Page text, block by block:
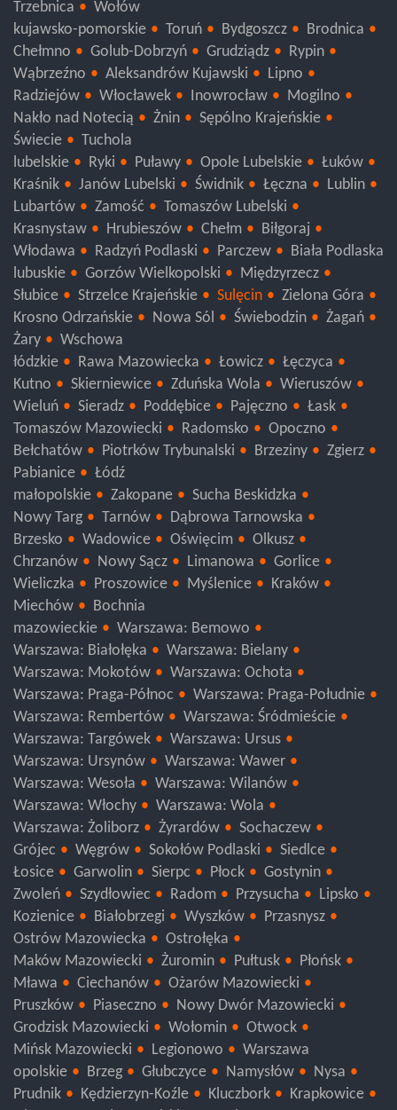
Trzebnica
Wołów
kujawsko-pomorskie
Toruń Bydgoszcz
Brodnica
Chełmno
Golub-Dobrzyń Grudziądz
Rypin
Wąbrzeźno
Aleksandrów Kujawski
Lipno
Radziejów
Włocławek Inowrocław
Mogilno
Nakło nad Notecią
Żnin
Sępólno Krajeńskie
Świecie
Tuchola
lubelskie
Ryki Puławy Opole Lubelskie
Łuków
Kraśnik
Janów Lubelski Świdnik Łęczna
Lublin
Lubartów
Zamość
Tomaszów Lubelski
Krasnystaw
Hrubieszów Chełm
Biłgoraj
Włodawa
Radzyń Podlaski Parczew
Biała Podlaska
lubuskie
Gorzów Wielkopolski
Międzyrzecz
Słubice
Strzelce Krajeńskie Sulęcin
Zielona Góra
Krosno Odrzańskie
Nowa Sól Świebodzin
Żagań
Żary
Wschowa
łódzkie
Rawa Mazowiecka Łowicz
Łęczyca
Kutno
Skierniewice Zduńska Wola
Wieruszów
Wieluń
Sieradz Poddębice Pajęczno
Łask
Tomaszów Mazowiecki
Radomsko
Opoczno
Bełchatów
Piotrków Trybunalski Brzeziny
Zgierz
Pabianice
Łódź
małopolskie
Zakopane
Sucha Beskidzka
Nowy Targ
Tarnów
Dąbrowa Tarnowska
Brzesko
Wadowice Oświęcim
Olkusz
Chrzanów
Nowy Sącz Limanowa
Gorlice
Wieliczka
Proszowice Myślenice
Kraków
Miechów
Bochnia
mazowieckie
Warszawa: Bemowo
Warszawa: Białołęka
Warszawa: Bielany
Warszawa: Mokotów
Warszawa: Ochota
Warszawa: Praga-Północ
Warszawa: Praga-Południe
Warszawa: Rembertów
Warszawa: Śródmieście
Warszawa: Targówek
Warszawa: Ursus
Warszawa: Ursynów
Warszawa: Wawer
Warszawa: Wesoła
Warszawa: Wilanów
Warszawa: Włochy
Warszawa: Wola
Warszawa: Żoliborz
Żyrardów
Sochaczew
Grójec
Węgrów Sokołów Podlaski
Siedlce
Łosice
Garwolin Sierpc Płock
Gostynin
Zwoleń
Szydłowiec Radom Przysucha
Lipsko
Kozienice
Białobrzegi Wyszków
Przasnysz
Ostrów Mazowiecka
Ostrołęka
Maków Mazowiecki
Żuromin Pułtusk
Płońsk
Mława
Ciechanów
Ożarów Mazowiecki
Pruszków
Piaseczno
Nowy Dwór Mazowiecki
Grodzisk Mazowiecki
Wołomin
Otwock
Mińsk Mazowiecki
Legionowo
Warszawa
opolskie
Brzeg Głubczyce Namysłów
Nysa
Prudnik
Kędzierzyn-Koźle Kluczbork
Krapkowice